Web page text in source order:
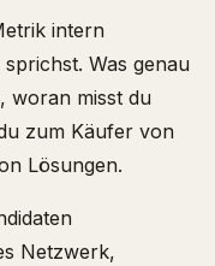
intern
Was genau
woran misst du
zum Käufer von
Lösungen.
Netzwerk,